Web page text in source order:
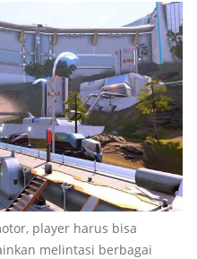
player harus bisa
melintasi berbagai